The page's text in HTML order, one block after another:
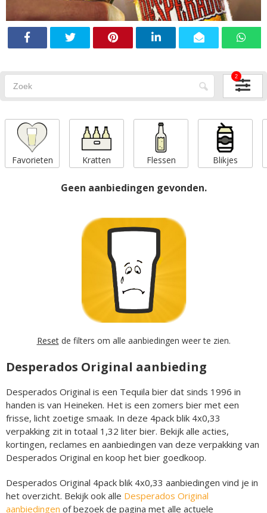
2
Favorieten Kratten Flessen Blikjes
Geen aanbiedingen gevonden.
Resetde filters om alle aanbiedingen weer te zien.
Desperados Original aanbieding
Desperados Original is een Tequila bier dat sinds 1996 in
handen is van Heineken. Het is een zomers bier met een
frisse, licht zoetige smaak. In deze 4pack blik 4x0,33
verpakking zit in totaal 1,32 liter bier. Bekijk alle acties,
kortingen, reclames en aanbiedingen van deze verpakking van
Desperados Original en koop het bier goedkoop.
Desperados Original 4pack blik 4x0,33 aanbiedingen vind je in
het overzicht. Bekijk ook alle Desperados Original
aanbiedingen of bezoek de pagina met alle actuele